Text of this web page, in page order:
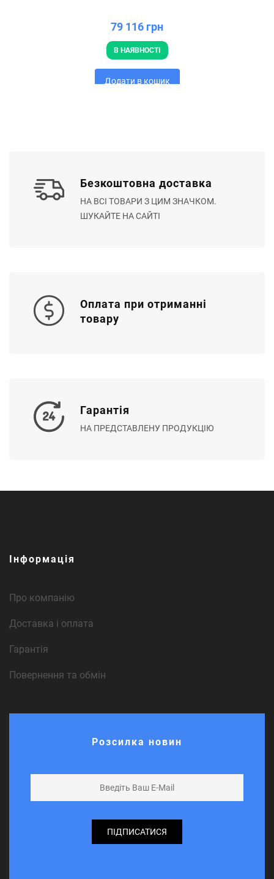
79 116 грн
В НАЯВНОСТІ
Додати в кошик
Безкоштовна доставка
НА ВСІ ТОВАРИ З ЦИМ ЗНАЧКОМ.
ШУКАЙТЕ НА САЙТІ
Оплата при отриманні
товару
Гарантія
НА ПРЕДСТАВЛЕНУ ПРОДУКЦІЮ
Інформація
Про компанію
Доставка і оплата
Гарантія
Повернення та обмін
Розсилка новин
ПІДПИСАТИСЯ